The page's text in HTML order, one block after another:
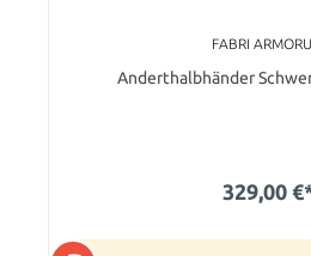
FABRI
Anderthalbhänder
329,00